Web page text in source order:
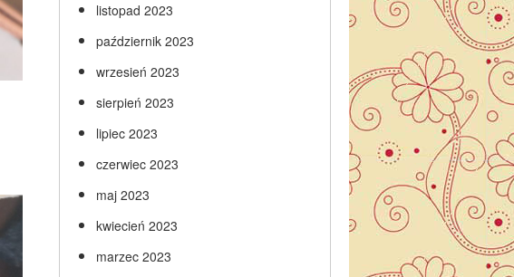
listopad 2023
październik 2023
wrzesień 2023
sierpień 2023
lipiec 2023
czerwiec 2023
maj 2023
kwiecień 2023
marzec 2023